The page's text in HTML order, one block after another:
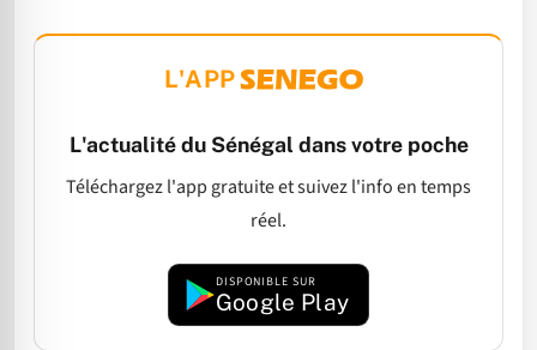
L'APP
L'actualité du Sénégal dans votre poche
Téléchargez l'app gratuite et suivez l'info en temps
réel.
DISPONIBLE SUR
Google Play